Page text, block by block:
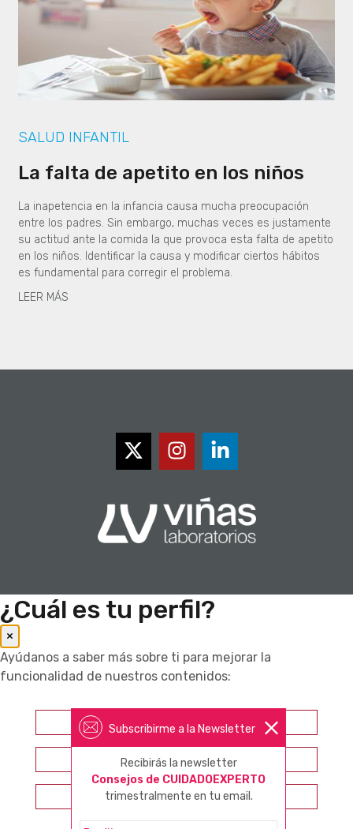
SALUD INFANTIL
La falta de apetito en los niños
La inapetencia en la infancia causa mucha preocupación
entre los padres. Sin embargo, muchas veces es justamente
su actitud ante la comida la que provoca esta falta de apetito
en los niños. Identificar la causa y modificar ciertos hábitos
es fundamental para corregir el problema.
LEER MÁS
Subscribirme a la Newsletter
Recibirás la newsletter
Consejos de CUIDADOEXPERTO
trimestralmente en tu email.
¿Cuál es tu perfil?
×
Ayúdanos a saber más sobre ti para mejorar la
funcionalidad de nuestros contenidos:
Farmacéutico
Otros profesionales sanitarios
Consumidor